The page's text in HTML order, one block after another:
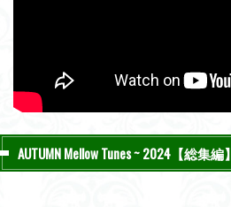
AUTUMN Mellow Tunes ~ 2024【総集編】